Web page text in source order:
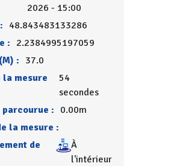
2026 - 15:00
48.843483133286
: 2.2384995197059
: 37.0
la mesure
54
secondes
: 0.00m
la mesure :
de
À
l'intérieur